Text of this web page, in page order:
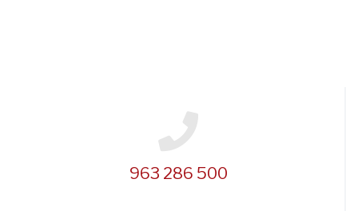
963 286 500